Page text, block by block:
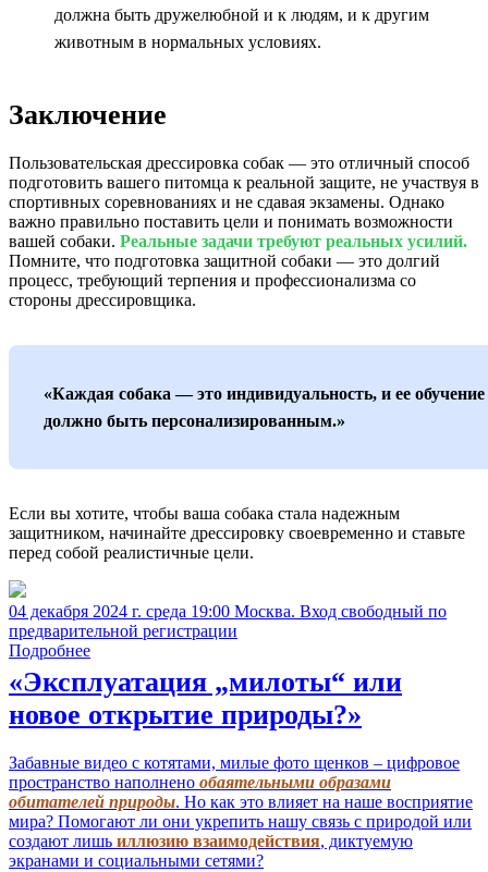
должна быть дружелюбной и к людям, и к другим
животным в нормальных условиях.
Заключение
Пользовательская дрессировка собак — это отличный способ
подготовить вашего питомца к реальной защите, не участвуя в
спортивных соревнованиях и не сдавая экзамены. Однако
важно правильно поставить цели и понимать возможности
вашей собаки. Реальные задачи требуют реальных усилий.
Помните, что подготовка защитной собаки — это долгий
процесс, требующий терпения и профессионализма со
стороны дрессировщика.
«Каждая собака — это индивидуальность, и ее обучение
должно быть персонализированным.»
Если вы хотите, чтобы ваша собака стала надежным
защитником, начинайте дрессировку своевременно и ставьте
перед собой реалистичные цели.
04 декабря 2024 г. среда 19:00 Москва. Вход свободный по
предварительной регистрации
Подробнее
«Эксплуатация „милоты“ или
новое открытие природы?»
Забавные видео с котятами, милые фото щенков – цифровое
пространство наполнено обаятельными образами
обитателей природы. Но как это влияет на наше восприятие
мира? Помогают ли они укрепить нашу связь с природой или
создают лишь иллюзию взаимодействия, диктуемую
экранами и социальными сетями?